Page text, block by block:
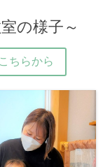
の様子～
ちらから